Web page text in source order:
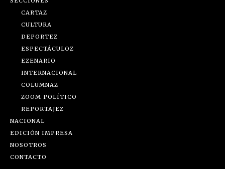
CARTAZ
CULTURA
DEPORTEZ
ESPECTÁCULOZ
EZENARIO
INTERNACIONAL
COLUMNAZ
ZOOM POLÍTICO
REPORTAJEZ
NACIONAL
EDICIÓN IMPRESA
NOSOTROS
CONTACTO